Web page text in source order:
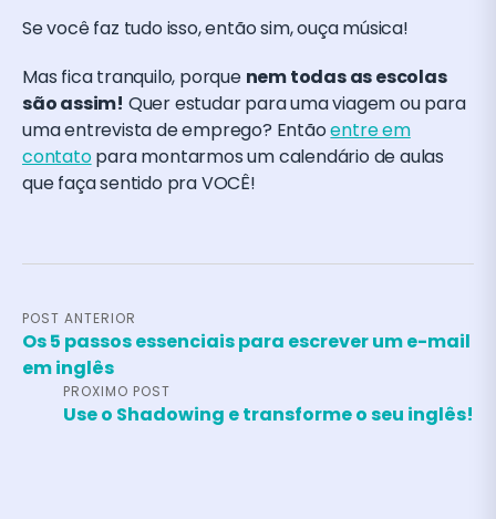
Se você faz tudo isso, então sim, ouça música!
Mas fica tranquilo, porque nem todas as escolas
são assim! Quer estudar para uma viagem ou para
uma entrevista de emprego? Entãoentre em
contatopara montarmos um calendário de aulas
que faça sentido pra VOCÊ!
POST ANTERIOR
Os 5 passos essenciais para escrever um e-mail
em inglês
PROXIMO POST
Use o Shadowing e transforme o seu inglês!